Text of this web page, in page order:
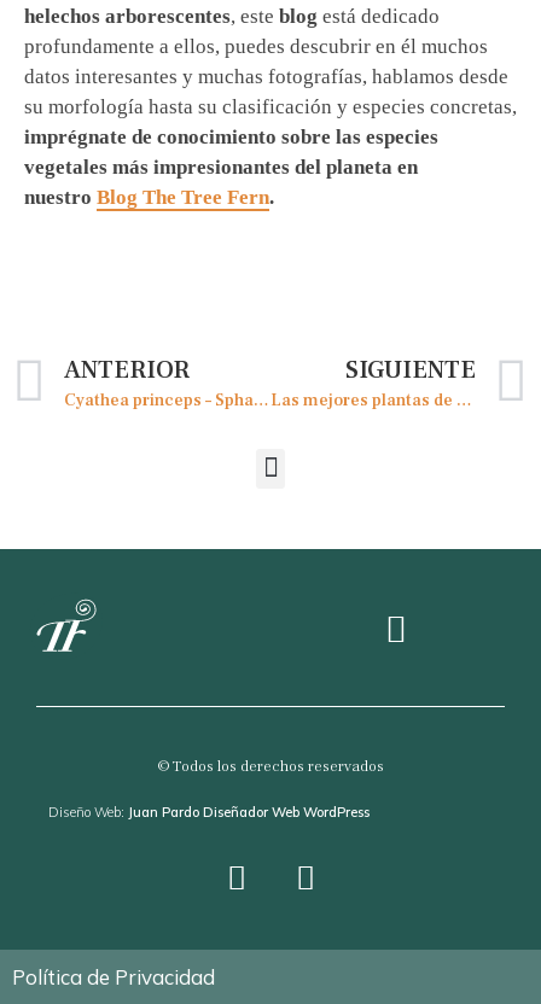
helechos arborescentes, este blog está dedicado
profundamente a ellos, puedes descubrir en él muchos
datos interesantes y muchas fotografías, hablamos desde
su morfología hasta su clasificación y especies concretas,
imprégnate de conocimiento sobre las especies
vegetales más impresionantes del planeta en
nuestro Blog The Tree Fern.
ANTERIOR
Cyathea princeps – Sphaeropteris horrida
SIGUIENTE
Las mejores plantas de sombra para tu jardín
© Todos los derechos reservados
Diseño Web: Juan Pardo Diseñador Web WordPress
Política de Privacidad